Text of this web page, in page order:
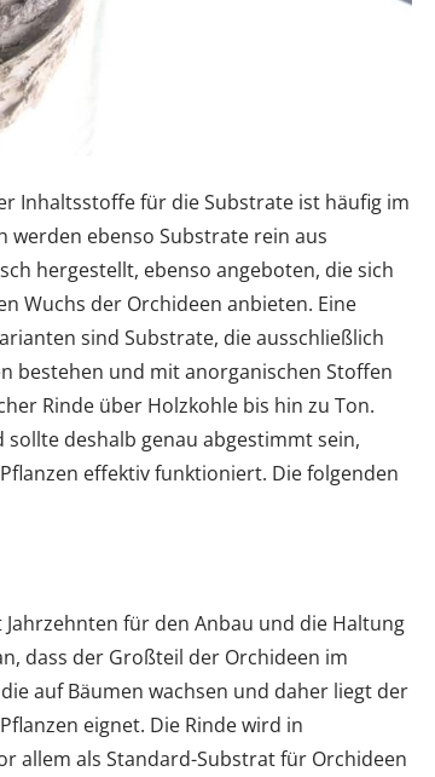
Inhaltsstoffe für die Substrate ist häufig im
werden ebenso Substrate rein aus
hergestellt, ebenso angeboten, die sich
Wuchs der Orchideen anbieten. Eine
sind Substrate, die ausschließlich
bestehen und mit anorganischen Stoffen
Rinde über Holzkohle bis hin zu Ton.
sollte deshalb genau abgestimmt sein,
effektiv funktioniert. Die folgenden
für den Anbau und die Haltung
dass der Großteil der Orchideen im
auf Bäumen wachsen und daher liegt der
eignet. Die Rinde wird in
allem als Standard-Substrat für Orchideen